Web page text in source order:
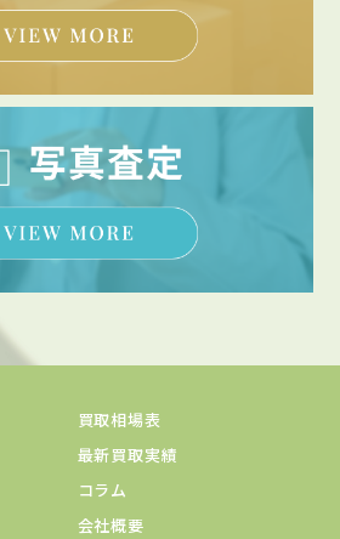
買取相場表
最新買取実績
コラム
会社概要